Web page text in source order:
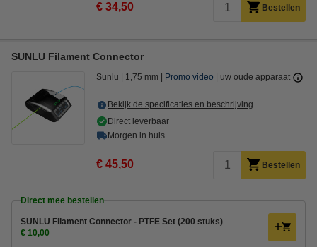
€ 34,50 Bestellen
SUNLU Filament Connector
Sunlu 1,75 mm Promo video uw oude apparaat
Bekijk de specificaties en beschrijving
Direct leverbaar
Morgen in huis
€ 45,50 Bestellen
Direct mee bestellen
SUNLU Filament Connector - PTFE Set (200 stuks)
€ 10,00